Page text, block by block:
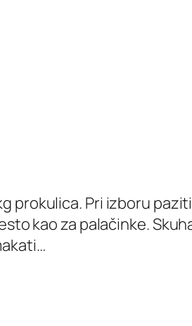
prokulica. Pri izboru
kao za palačinke.